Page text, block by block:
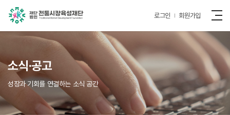
로그인 회원가입
소식·공고
성장과 기회를 연결하는 소식 공간